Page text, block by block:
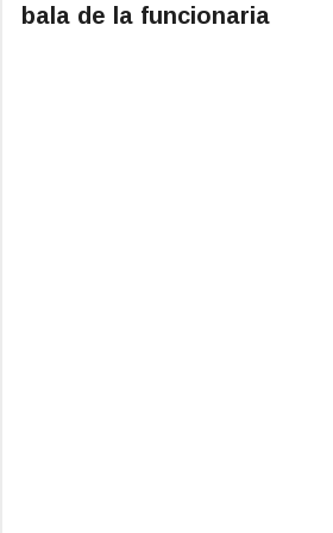
bala de la funcionaria